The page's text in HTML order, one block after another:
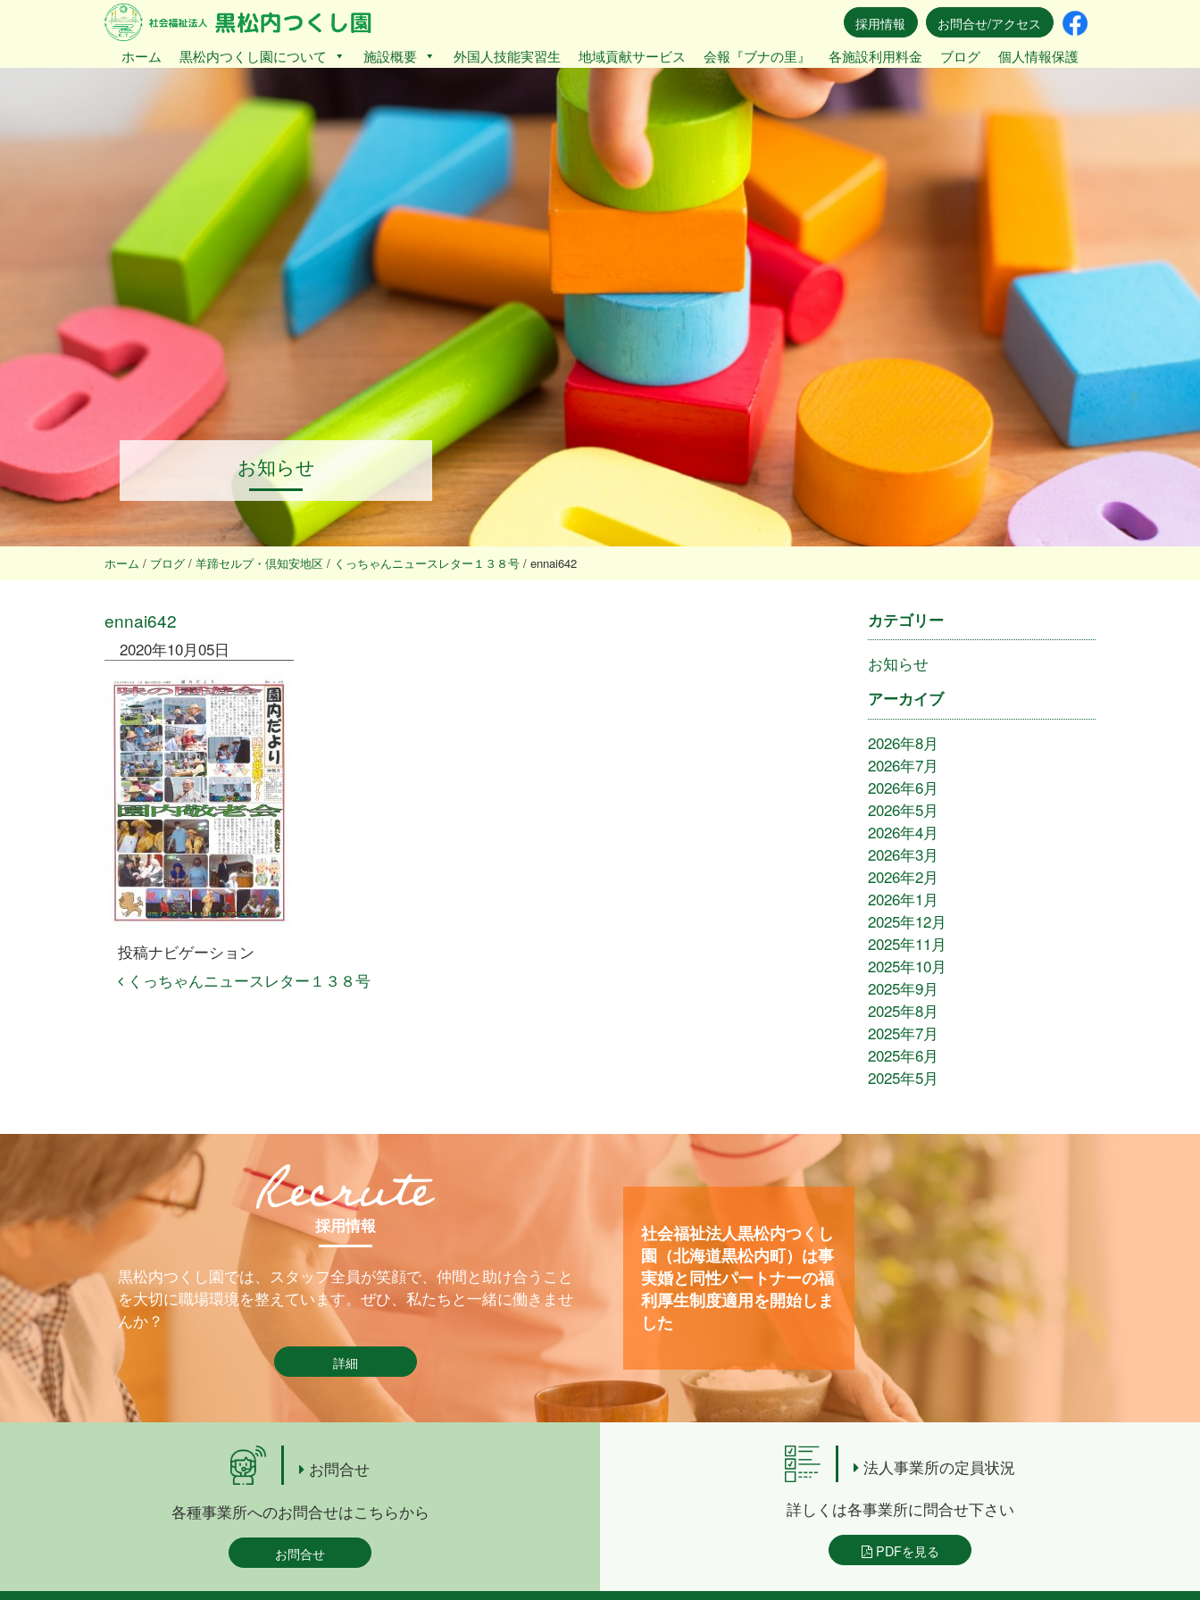
採用情報
お問合せ/アクセス
ホーム
黒松内つくし園について 施設概要 外国人技能実習生 地域貢献サービス 会報『ブナの里』 各施設利用料金 ブログ 個人情報保護
お知らせ
ホーム / ブログ / 羊蹄セルプ・倶知安地区 / くっちゃんニュースレター１３８号 / ennai642
ennai642
2020年10月05日
投稿ナビゲーション
くっちゃんニュースレター１３８号
カテゴリー
お知らせ
アーカイブ
2026年8月
2026年7月
2026年6月
2026年5月
2026年4月
2026年3月
2026年2月
2026年1月
2025年12月
2025年11月
2025年10月
2025年9月
2025年8月
2025年7月
2025年6月
2025年5月
採用情報
黒松内つくし園では、スタッフ全員が笑顔で、仲間と助け合うこと
を大切に職場環境を整えています。ぜひ、私たちと一緒に働きませ
んか？
詳細
社会福祉法人黒松内つくし
園（北海道黒松内町）は事
実婚と同性パートナーの福
利厚生制度適用を開始しま
した
お問合せ
各種事業所へのお問合せはこちらから
お問合せ
法人事業所の定員状況
詳しくは各事業所に問合せ下さい
PDFを見る